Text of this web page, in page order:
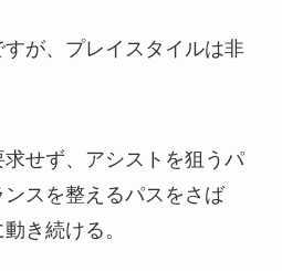
が、プレイスタイルは非
せず、アシストを狙うパ
スを整えるパスをさば
き続ける。